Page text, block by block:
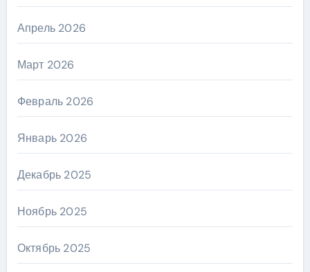
Апрель 2026
Март 2026
Февраль 2026
Январь 2026
Декабрь 2025
Ноябрь 2025
Октябрь 2025